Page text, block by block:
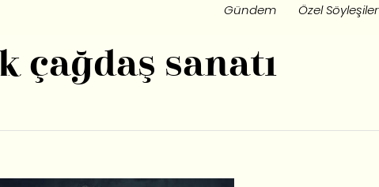
Gündem
Özel Söyleşiler
çağdaş sanatı